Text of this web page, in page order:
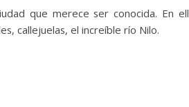
que merece ser conocida. En
callejuelas, el increíble río Nilo.